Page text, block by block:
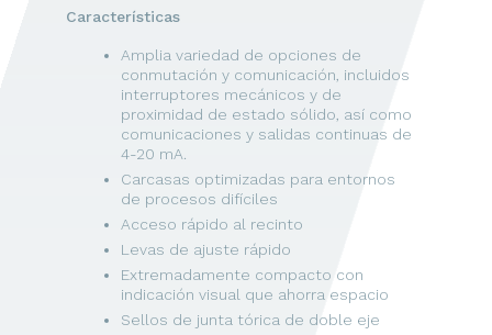
Características
Amplia variedad de opciones de
conmutación y comunicación, incluidos
interruptores mecánicos y de
proximidad de estado sólido, así como
comunicaciones y salidas continuas de
4-20 mA.
Carcasas optimizadas para entornos
de procesos difíciles
Acceso rápido al recinto
Levas de ajuste rápido
Extremadamente compacto con
indicación visual que ahorra espacio
Sellos de junta tórica de doble eje